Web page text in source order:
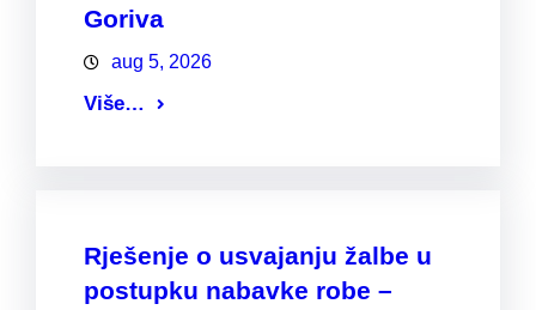
Goriva
aug 5, 2026
Više…
Rješenje o usvajanju žalbe u
postupku nabavke robe –